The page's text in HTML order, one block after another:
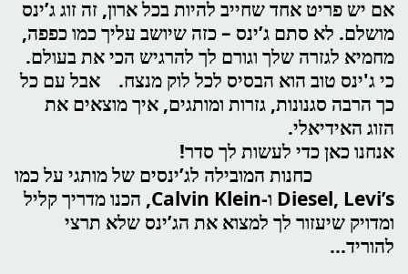
אם יש פריט אחד שחייב להיות בכל ארון, זה זוג ג’ינס
מושלם. לא סתם ג’ינס – כזה שיושב עליך כמו כפפה,
מחמיא לגזרה שלך וגורם לך להרגיש הכי את בעולם.
כי ג'ינס טוב הוא הבסיס לכל לוק מנצח. אבל עם כל
כך הרבה סגנונות, גזרות ומותגים, איך מוצאים את
הזוג האידיאלי.
אנחנו כאן כדי לעשות לך סדר!
כחנות המובילה לג’ינסים של מותגי על כמו
Diesel, Levi’s ו-Calvin Klein, הכנו מדריך קליל
ומדויק שיעזור לך למצוא את הג’ינס שלא תרצי
להוריד...